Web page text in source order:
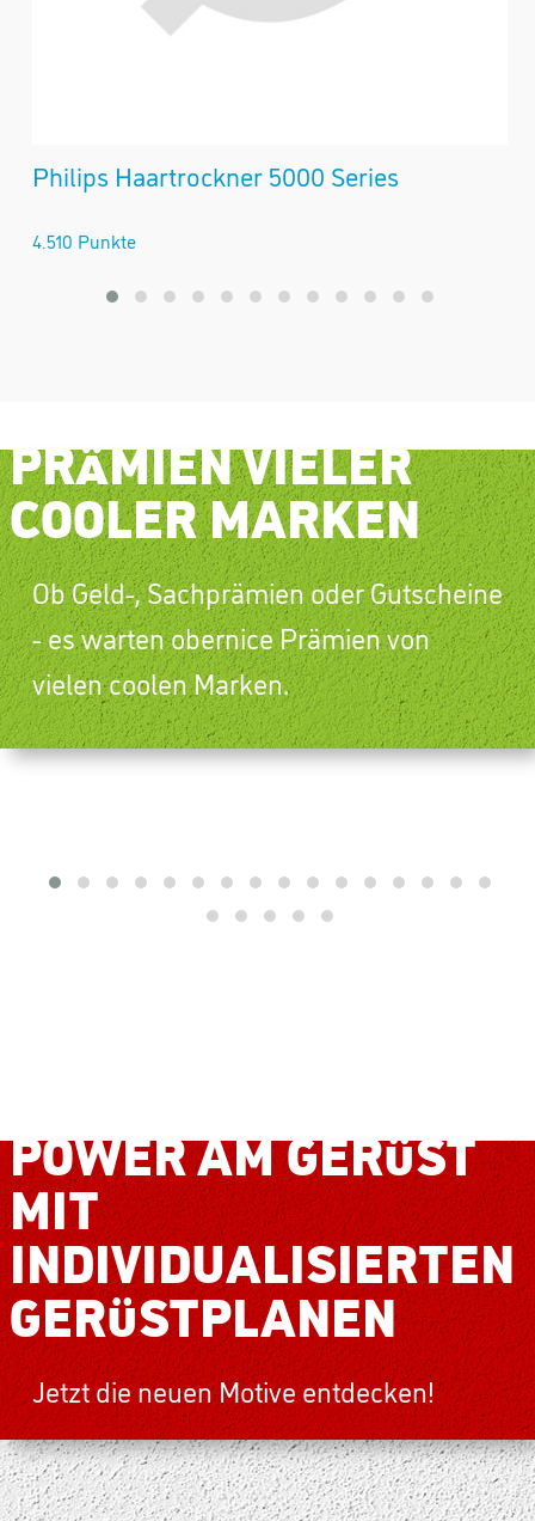
Philips Haartrockner 5000 Series
4.510 Punkte
PRÄMIEN VIELER
COOLER MARKEN
Ob Geld-, Sachprämien oder Gutscheine
- es warten obernice Prämien von
vielen coolen Marken.
POWER AM GERÜST
MIT
INDIVIDUALISIERTEN
GERÜSTPLANEN
Jetzt die neuen Motive entdecken!